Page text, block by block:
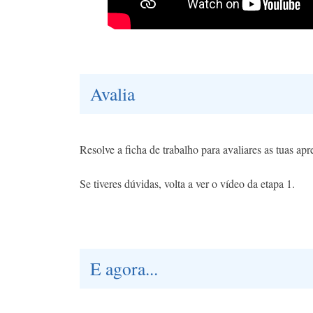
Avalia
Resolve a ficha de trabalho para avaliares as tuas
Se tiveres dúvidas, volta a ver o vídeo da etapa 1.
E agora...